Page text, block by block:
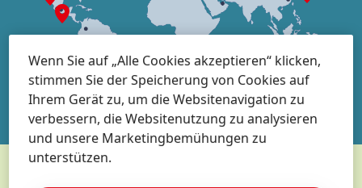
Wenn Sie auf „Alle Cookies akzeptieren“ klicken,
stimmen Sie der Speicherung von Cookies auf
Ihrem Gerät zu, um die Websitenavigation zu
verbessern, die Websitenutzung zu analysieren
und unsere Marketingbemühungen zu
unterstützen.